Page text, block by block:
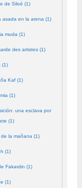
de Siloé (1)
asada en la arena (1)
muda (1)
des artistes (1)
(1)
Kaf (1)
(1)
una esclava por
(1)
de la mañana (1)
(1)
Fakardin (1)
(1)